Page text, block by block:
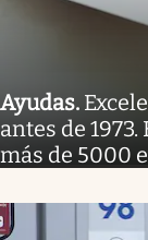
Ayudas.
antes de
más de 5000